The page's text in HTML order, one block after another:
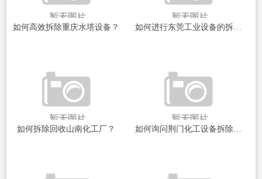
如何高效拆除重庆水塔设备？ 如何进行东莞工业设备的拆除回收？
如何拆除回收山南化工厂？